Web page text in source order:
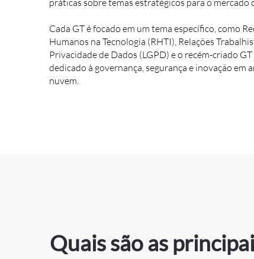
práticas sobre temas estratégicos para o mercado
Cada GT é focado em um tema específico, como
Humanos na Tecnologia (RHTI), Relações
Privacidade de Dados (LGPD) e o recém-criado
dedicado à governança, segurança e inovação em
nuvem.
Quais são as